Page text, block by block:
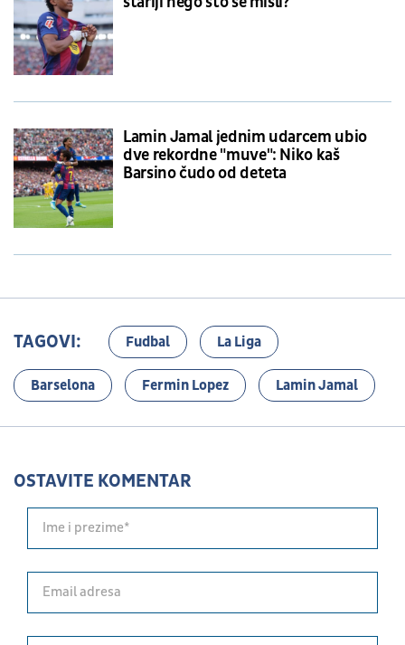
Lamin Jamal jednim udarcem ubio
dve rekordne "muve": Niko kaš
Barsino čudo od deteta
TAGOVI: Fudbal La Liga
Barselona Fermin Lopez Lamin Jamal
OSTAVITE KOMENTAR